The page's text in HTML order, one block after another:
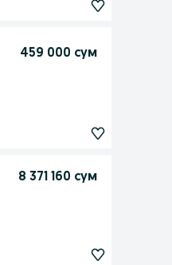
459 000 сум
8 371 160 сум